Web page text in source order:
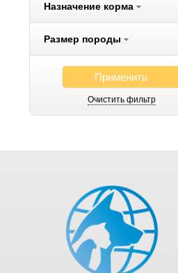
Gelacan
Gemon
Hill`s
Hing
Hunter
IMAC
Назначение корма
Размер породы
Применить
Очистить фильтр